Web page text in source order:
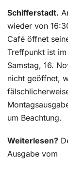
Schifferstadt.
wieder von
Café öffnet
Treffpunkt ist
Samstag, 16.
nicht geöffnet,
um Beachtung.
Weiterlesen?
Ausgabe vom